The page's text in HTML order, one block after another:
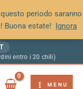
periodo saranno
! Buona estate! Ignora
entro i 20 chili)
MENU